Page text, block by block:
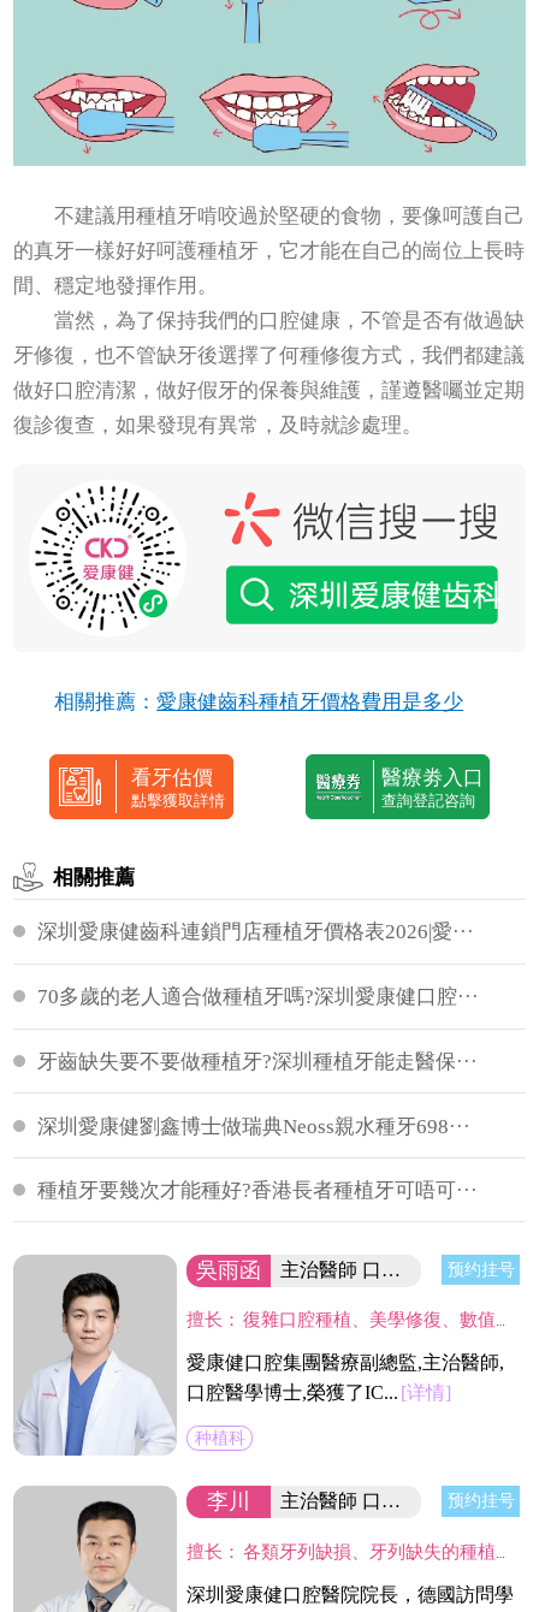
不建議用種植牙啃咬過於堅硬的食物，要像呵護自己
的真牙一樣好好呵護種植牙，它才能在自己的崗位上長時
間、穩定地發揮作用。
當然，為了保持我們的口腔健康，不管是否有做過缺
牙修復，也不管缺牙後選擇了何種修復方式，我們都建議
做好口腔清潔，做好假牙的保養與維護，謹遵醫囑並定期
復診復查，如果發現有異常，及時就診處理。
相關推薦：愛康健齒科種植牙價格費用是多少
看牙估價
點擊獲取詳情
醫療劵入口
查詢登記咨詢
相關推薦
深圳愛康健齒科連鎖門店種植牙價格表2026|愛···
70多歲的老人適合做種植牙嗎?深圳愛康健口腔···
牙齒缺失要不要做種植牙?深圳種植牙能走醫保···
深圳愛康健劉鑫博士做瑞典Neoss親水種牙698···
種植牙要幾次才能種好?香港長者種植牙可唔可···
吳雨函 主治醫師 口腔醫學博士 预约挂号
擅长： 復雜口腔種植、美學修復、數值化植牙、微創植牙、即刻植牙、植骨術、半口/全口無牙種植、牙槽與牙周微創外科。致力以大學嚴謹學術標準，結合日本細致服務理念。
愛康健口腔集團醫療副總監,主治醫師,
口腔醫學博士,榮獲了IC... [详情]
种植科
李川 主治醫師 口腔醫院院長 预约挂号
擅长： 各類牙列缺損、牙列缺失的種植修復重建，特別是在復雜骨缺損條件的種植、美學區種植、即刻種植及即刻修復、骨增量技術、All-on-4技術和數字化種植，半口/全口缺牙植牙以及牙周病患者的種植治療等方面具有豐富的臨床經驗。
深圳愛康健口腔醫院院長，德國訪問學